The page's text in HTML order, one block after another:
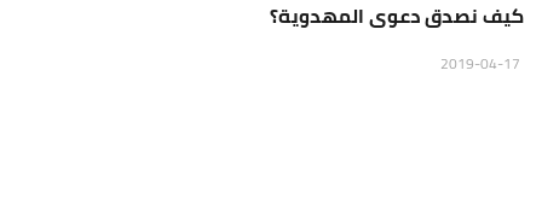
كيف نصدق دعوى المهدوية؟